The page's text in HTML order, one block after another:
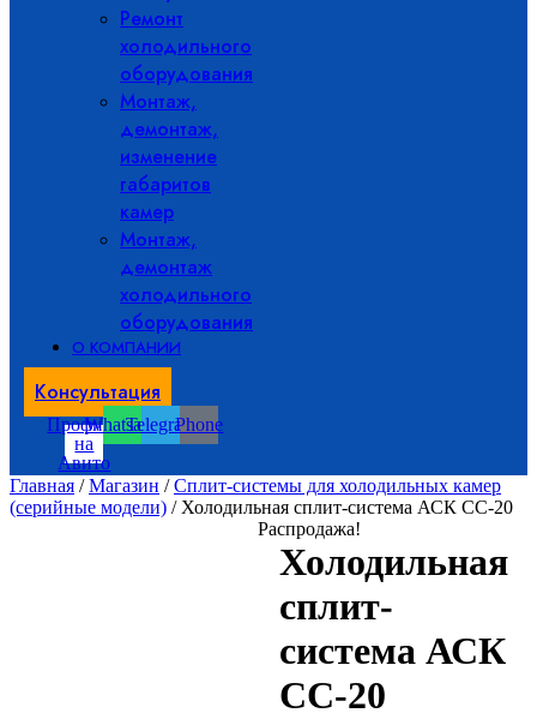
Ремонт
холодильного
оборудования
Монтаж,
демонтаж,
изменение
габаритов
камер
Монтаж,
демонтаж
холодильного
оборудования
О КОМПАНИИ
Консультация
Профиль
на
Авито
WhatsappTelegramPhone
Главная /Магазин /Сплит-системы для холодильных камер
(серийные модели) / Холодильная сплит-система АСК СС-20
Распродажа!
Холодильная
сплит-
система АСК
СС-20